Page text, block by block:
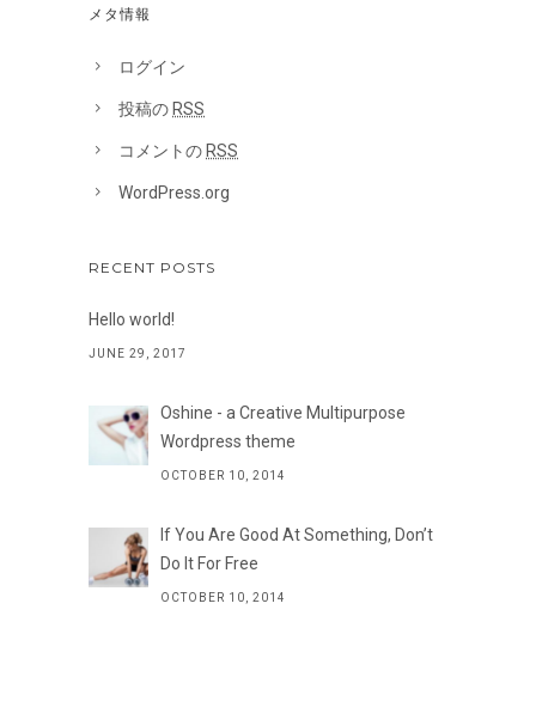
メタ情報
ログイン
投稿の RSS
コメントの RSS
WordPress.org
RECENT POSTS
Hello world!
JUNE 29, 2017
Oshine - a Creative Multipurpose
Wordpress theme
OCTOBER 10, 2014
If You Are Good At Something, Don’t
Do It For Free
OCTOBER 10, 2014